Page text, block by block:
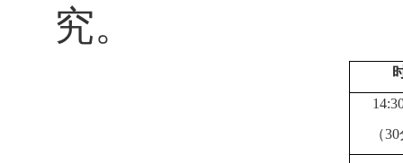
究。
（